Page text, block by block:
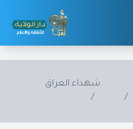
/
شهداء العراق
/